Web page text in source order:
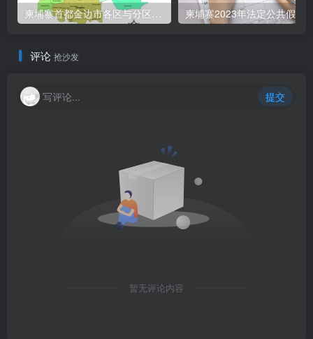
柬埔寨2023年法定公共假期
评论 抢沙发
写评论... 提交
暂无评论内容